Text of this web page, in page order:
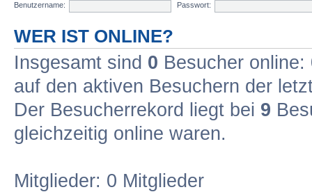
Benutzername:
Passwort:
WER IST ONLINE?
Insgesamt sind 0 Besucher
auf den aktiven Besuchern der
Der Besucherrekord liegt bei 9
gleichzeitig online waren.
Mitglieder: 0 Mitglieder